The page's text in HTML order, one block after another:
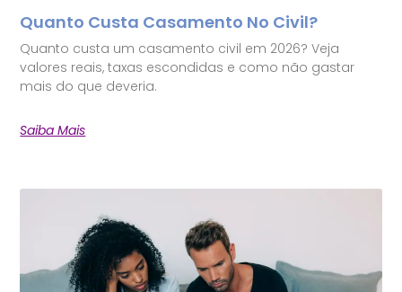
Quanto Custa Casamento No Civil?
Quanto custa um casamento civil em 2026? Veja
valores reais, taxas escondidas e como não gastar
mais do que deveria.
Saiba Mais